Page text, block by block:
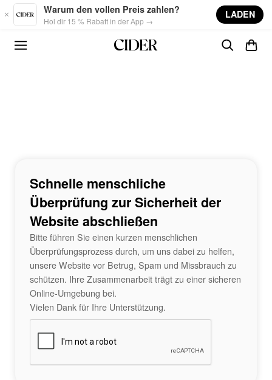
Skip to main content
Warum den vollen Preis zahlen?
Hol dir 15 % Rabatt in der App →
LADEN
Schnelle menschliche
Überprüfung zur Sicherheit der
Website abschließen
Bitte führen Sie einen kurzen menschlichen
Überprüfungsprozess durch, um uns dabei zu helfen,
unsere Website vor Betrug, Spam und Missbrauch zu
schützen. Ihre Zusammenarbeit trägt zu einer sicheren
Online-Umgebung bei.
Vielen Dank für Ihre Unterstützung.